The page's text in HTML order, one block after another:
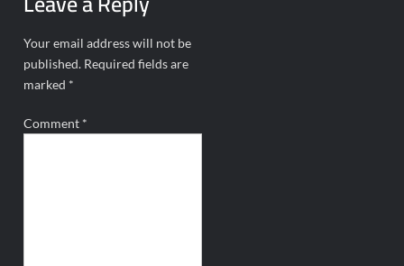
Your email address will not be
published. Required fields are
marked *
Comment *